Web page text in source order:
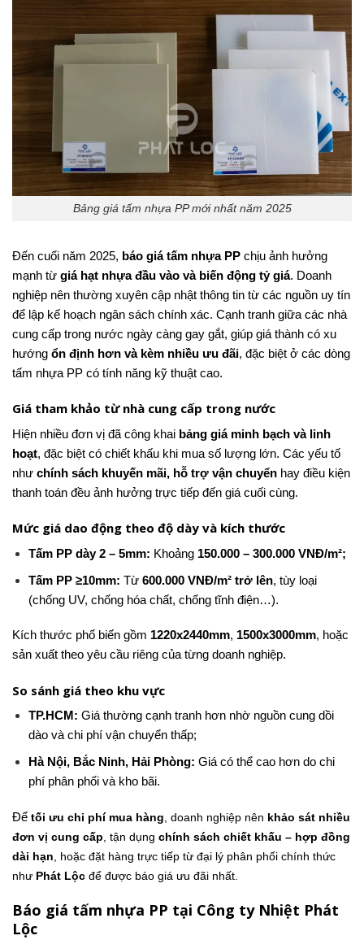
Bảng giá tấm nhựa PP mới nhất năm 2025
Đến cuối năm 2025, báo giá tấm nhựa PP chịu ảnh hưởng
mạnh từ giá hạt nhựa đầu vào và biến động tỷ giá. Doanh
nghiệp nên thường xuyên cập nhật thông tin từ các nguồn uy tín
để lập kế hoạch ngân sách chính xác. Cạnh tranh giữa các nhà
cung cấp trong nước ngày càng gay gắt, giúp giá thành có xu
hướng ổn định hơn và kèm nhiều ưu đãi, đặc biệt ở các dòng
tấm nhựa PP có tính năng kỹ thuật cao.
Giá tham khảo từ nhà cung cấp trong nước
Hiện nhiều đơn vị đã công khai bảng giá minh bạch và linh
hoạt, đặc biệt có chiết khấu khi mua số lượng lớn. Các yếu tố
như chính sách khuyến mãi, hỗ trợ vận chuyển hay điều kiện
thanh toán đều ảnh hưởng trực tiếp đến giá cuối cùng.
Mức giá dao động theo độ dày và kích thước
Tấm PP dày 2 – 5mm: Khoảng 150.000 – 300.000 VNĐ/m²;
Tấm PP ≥10mm: Từ 600.000 VNĐ/m² trở lên, tùy loại
(chống UV, chống hóa chất, chống tĩnh điện…).
Kích thước phổ biến gồm 1220x2440mm, 1500x3000mm, hoặc
sản xuất theo yêu cầu riêng của từng doanh nghiệp.
So sánh giá theo khu vực
TP.HCM: Giá thường cạnh tranh hơn nhờ nguồn cung dồi
dào và chi phí vận chuyển thấp;
Hà Nội, Bắc Ninh, Hải Phòng: Giá có thể cao hơn do chi
phí phân phối và kho bãi.
Để tối ưu chi phí mua hàng , doanh nghiệp nên khảo sát nhiều
đơn vị cung cấp , tận dụng chính sách chiết khấu – hợp đồng
dài hạn , hoặc đặt hàng trực tiếp từ đại lý phân phối chính thức
như Phát Lộc để được báo giá ưu đãi nhất.
Báo giá tấm nhựa PP tại Công ty Nhiệt Phát
Lộc